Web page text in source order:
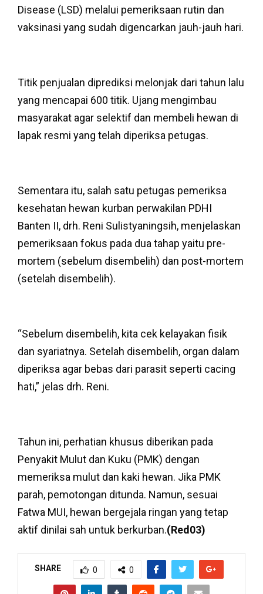
Disease (LSD) melalui pemeriksaan rutin dan
vaksinasi yang sudah digencarkan jauh-jauh hari.
Titik penjualan diprediksi melonjak dari tahun lalu
yang mencapai 600 titik. Ujang mengimbau
masyarakat agar selektif dan membeli hewan di
lapak resmi yang telah diperiksa petugas.
Sementara itu, salah satu petugas pemeriksa
kesehatan hewan kurban perwakilan PDHI
Banten II, drh. Reni Sulistyaningsih, menjelaskan
pemeriksaan fokus pada dua tahap yaitu pre-
mortem (sebelum disembelih) dan post-mortem
(setelah disembelih).
“Sebelum disembelih, kita cek kelayakan fisik
dan syariatnya. Setelah disembelih, organ dalam
diperiksa agar bebas dari parasit seperti cacing
hati,” jelas drh. Reni.
Tahun ini, perhatian khusus diberikan pada
Penyakit Mulut dan Kuku (PMK) dengan
memeriksa mulut dan kaki hewan. Jika PMK
parah, pemotongan ditunda. Namun, sesuai
Fatwa MUI, hewan bergejala ringan yang tetap
aktif dinilai sah untuk berkurban.(Red03)
SHARE 0 0